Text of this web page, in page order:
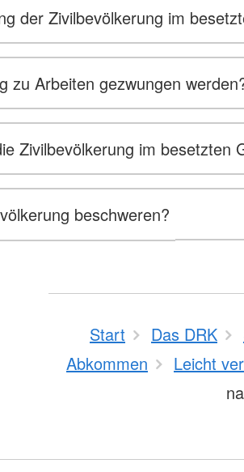
der Zivilbevölkerung im
zu Arbeiten gezwungen
Zivilbevölkerung im besetzten
beschweren?
Start Das DRK
Abkommen
Leicht